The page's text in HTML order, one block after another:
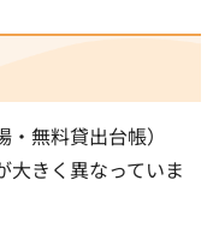
無料貸出台帳）
大きく異なっていま